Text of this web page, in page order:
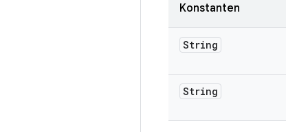
Konstanten
String
String